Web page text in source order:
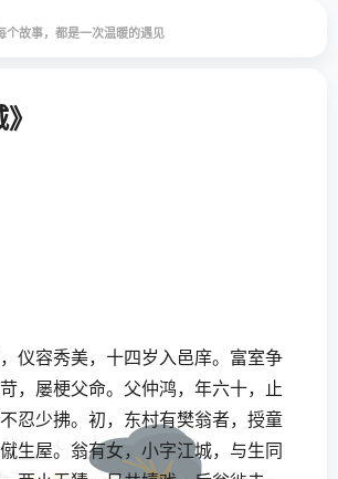
个故事，都是一次温暖的遇见
仪容秀美，十四岁入邑庠。富室争
，屡梗父命。父仲鸿，年六十，止
忍少拂。初，东村有樊翁者，授童
生屋。翁有女，小字江城，与生同